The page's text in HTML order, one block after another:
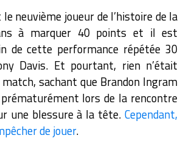
le neuvième joueur de l’histoire de la
à marquer 40 points et il est
de cette performance répétée 30
Davis. Et pourtant, rien n’était
sachant que Brandon Ingram
lors de la rencontre
une blessure à la tête.Cependant,
de jouer.